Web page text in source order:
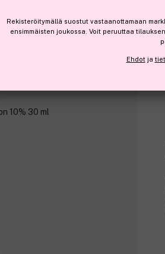
Rekisteröitymällä suostut vastaanottamaan
ensimmäisten joukossa. Voit peruuttaa
Ehdotja